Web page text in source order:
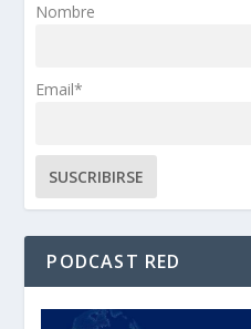
Nombre
Email*
PODCAST RED